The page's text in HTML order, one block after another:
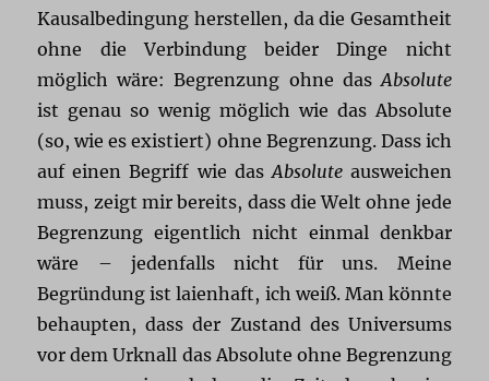
Kausalbedingung herstellen, da die Gesamtheit
ohne die Verbindung beider Dinge nicht
möglich wäre: Begrenzung ohne das Absolute
ist genau so wenig möglich wie das Absolute
(so, wie es existiert) ohne Begrenzung. Dass ich
auf einen Begriff wie das Absoluteausweichen
muss, zeigt mir bereits, dass die Welt ohne jede
Begrenzung eigentlich nicht einmal denkbar
wäre – jedenfalls nicht für uns. Meine
Begründung ist laienhaft, ich weiß. Man könnte
behaupten, dass der Zustand des Universums
vor dem Urknall das Absolute ohne Begrenzung